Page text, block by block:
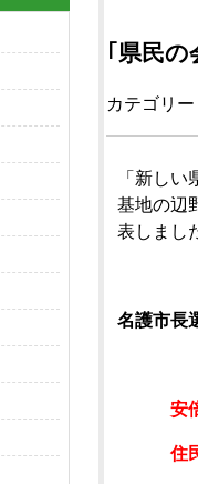
｢県民
カテゴリー
「新し
基地の辺
表しまし
名護市長
安倍政
住民の